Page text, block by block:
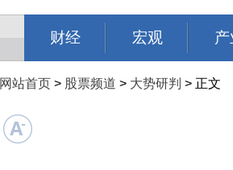
财经 宏观 产
网站首页 > 股票频道 > 大势研判 > 正文